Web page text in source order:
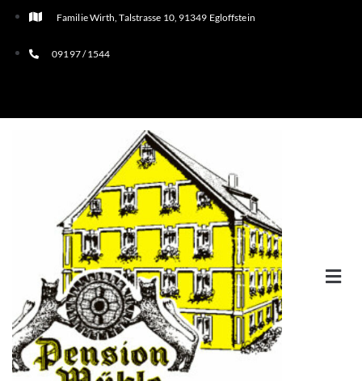
Familie Wirth, Talstrasse 10, 91349 Egloffstein
09197 / 1544